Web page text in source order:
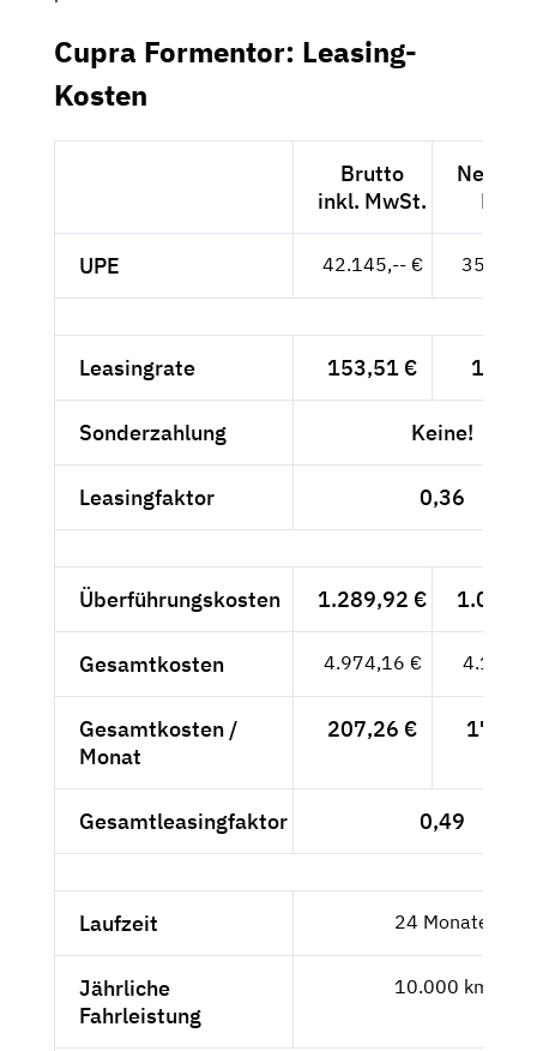
Cupra Formentor: Leasing-
Kosten
Brutto
inkl. MwSt.
Netto
UPE 42.145,-- €
Leasingrate 153,51 €
Sonderzahlung Keine!
Leasingfaktor 0,36
Überführungskosten 1.289,92 €
Gesamtkosten 4.974,16 €
Gesamtkosten /
Monat
207,26 €
Gesamtleasingfaktor 0,49
Laufzeit 24 Monate
Jährliche
Fahrleistung
10.000 km